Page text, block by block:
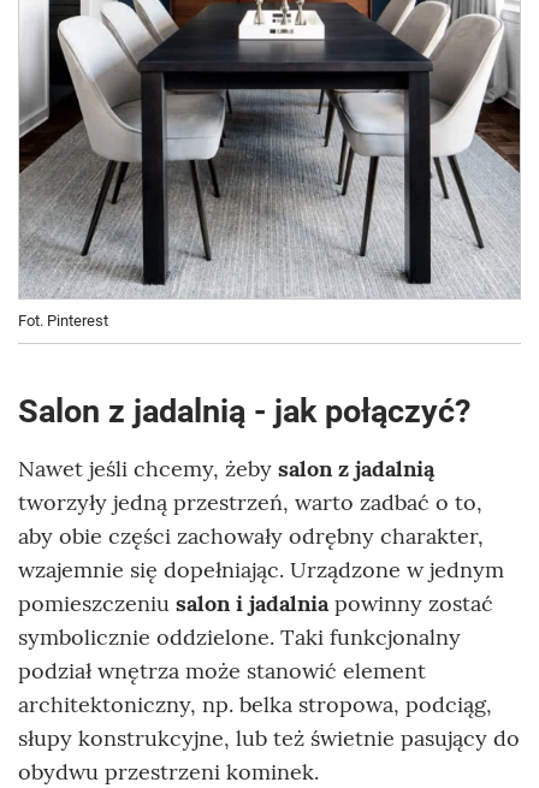
Fot. Pinterest
Salon z jadalnią - jak połączyć?
Nawet jeśli chcemy, żeby salon z jadalnią
tworzyły jedną przestrzeń, warto zadbać o to,
aby obie części zachowały odrębny charakter,
wzajemnie się dopełniając. Urządzone w jednym
pomieszczeniu salon i jadalniapowinny zostać
symbolicznie oddzielone. Taki funkcjonalny
podział wnętrza może stanowić element
architektoniczny, np. belka stropowa, podciąg,
słupy konstrukcyjne, lub też świetnie pasujący do
obydwu przestrzeni kominek.